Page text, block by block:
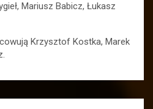
Mariusz Babicz, Łukasz
Krzysztof Kostka, Marek